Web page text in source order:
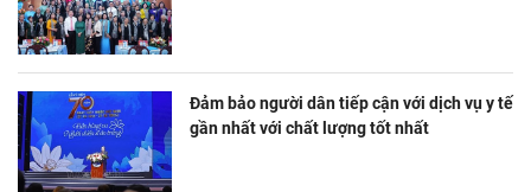
Đảm bảo người dân tiếp cận với dịch vụ y tế
gần nhất với chất lượng tốt nhất